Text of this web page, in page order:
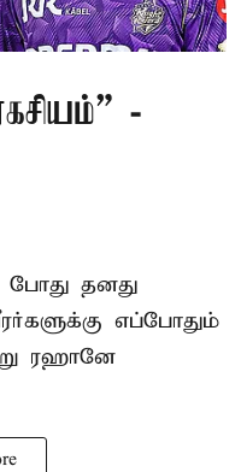
-
தனது
எப்போதும்
ரஹானே